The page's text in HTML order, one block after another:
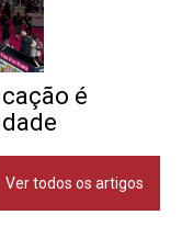
é
Ver todos os artigos